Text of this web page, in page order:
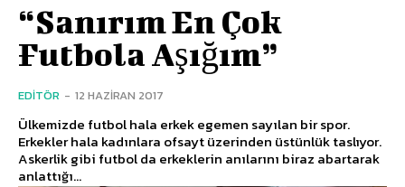
“Sanırım En Çok
Futbola Aşığım”
EDITÖR - 12 HAZIRAN 2017
Ülkemizde futbol hala erkek egemen sayılan bir spor.
Erkekler hala kadınlara ofsayt üzerinden üstünlük taslıyor.
Askerlik gibi futbol da erkeklerin anılarını biraz abartarak
anlattığı...